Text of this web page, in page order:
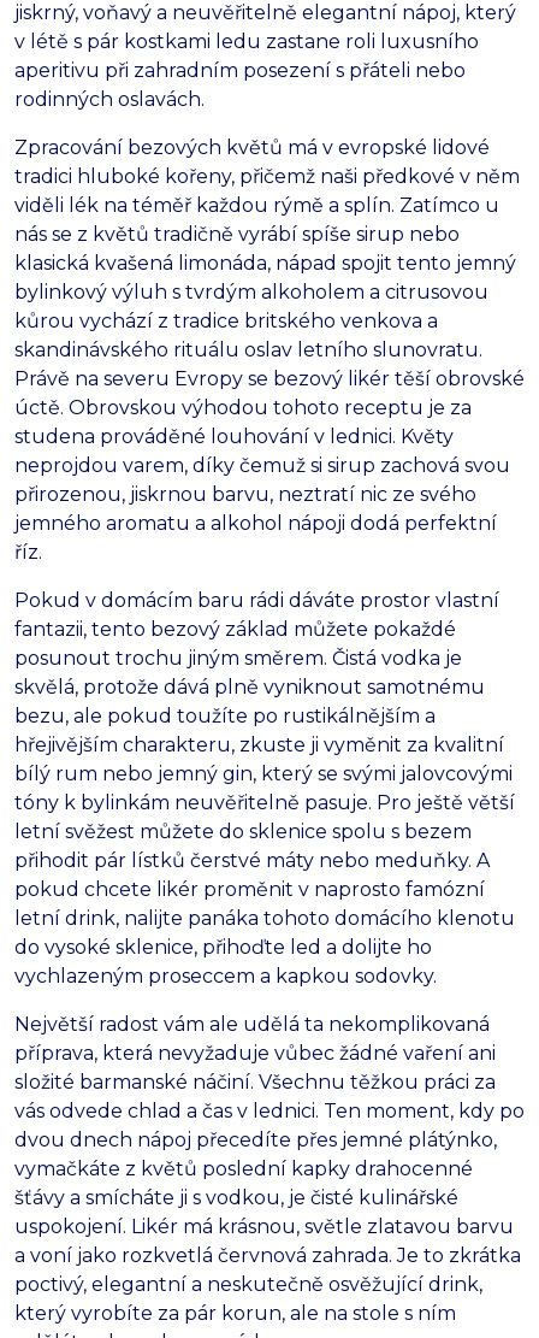
jiskrný, voňavý a neuvěřitelně elegantní nápoj, který
v létě s pár kostkami ledu zastane roli luxusního
aperitivu při zahradním posezení s přáteli nebo
rodinných oslavách.
Zpracování bezových květů má v evropské lidové
tradici hluboké kořeny, přičemž naši předkové v něm
viděli lék na téměř každou rýmě a splín. Zatímco u
nás se z květů tradičně vyrábí spíše sirup nebo
klasická kvašená limonáda, nápad spojit tento jemný
bylinkový výluh s tvrdým alkoholem a citrusovou
kůrou vychází z tradice britského venkova a
skandinávského rituálu oslav letního slunovratu.
Právě na severu Evropy se bezový likér těší obrovské
úctě. Obrovskou výhodou tohoto receptu je za
studena prováděné louhování v lednici. Květy
neprojdou varem, díky čemuž si sirup zachová svou
přirozenou, jiskrnou barvu, neztratí nic ze svého
jemného aromatu a alkohol nápoji dodá perfektní
říz.
Pokud v domácím baru rádi dáváte prostor vlastní
fantazii, tento bezový základ můžete pokaždé
posunout trochu jiným směrem. Čistá vodka je
skvělá, protože dává plně vyniknout samotnému
bezu, ale pokud toužíte po rustikálnějším a
hřejivějším charakteru, zkuste ji vyměnit za kvalitní
bílý rum nebo jemný gin, který se svými jalovcovými
tóny k bylinkám neuvěřitelně pasuje. Pro ještě větší
letní svěžest můžete do sklenice spolu s bezem
přihodit pár lístků čerstvé máty nebo meduňky. A
pokud chcete likér proměnit v naprosto famózní
letní drink, nalijte panáka tohoto domácího klenotu
do vysoké sklenice, přihoďte led a dolijte ho
vychlazeným proseccem a kapkou sodovky.
Největší radost vám ale udělá ta nekomplikovaná
příprava, která nevyžaduje vůbec žádné vaření ani
složité barmanské náčiní. Všechnu těžkou práci za
vás odvede chlad a čas v lednici. Ten moment, kdy po
dvou dnech nápoj přecedíte přes jemné plátýnko,
vymačkáte z květů poslední kapky drahocenné
šťávy a smícháte ji s vodkou, je čisté kulinářské
uspokojení. Likér má krásnou, světle zlatavou barvu
a voní jako rozkvetlá červnová zahrada. Je to zkrátka
poctivý, elegantní a neskutečně osvěžující drink,
který vyrobíte za pár korun, ale na stole s ním